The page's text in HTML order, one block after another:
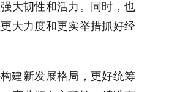
大韧性和活力。同时，也
大力度和更实举措抓好经
建新发展格局，更好统筹